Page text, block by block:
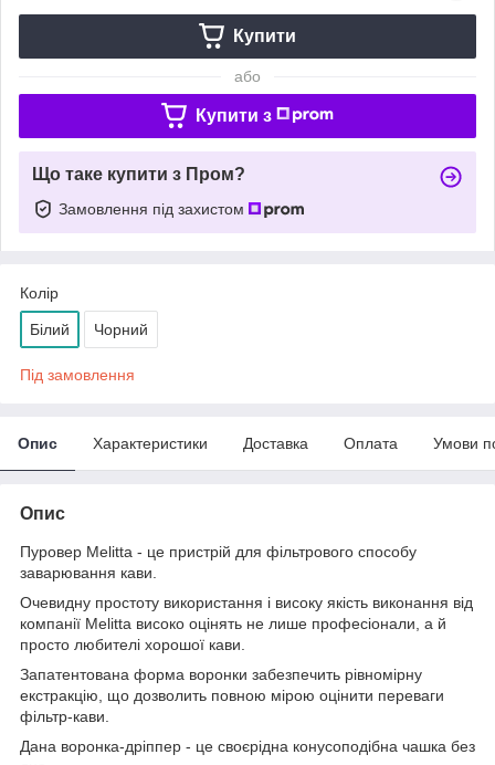
Купити
або
Купити з
Що таке купити з Пром?
Замовлення під захистом
Колір
Білий Чорний
Під замовлення
Опис Характеристики Доставка Оплата Умови
Опис
Пуровер Melitta - це пристрій для фільтрового способу
заварювання кави.
Очевидну простоту використання і високу якість виконання від
компанії Melitta високо оцінять не лише професіонали, а й
просто любителі хорошої кави.
Запатентована форма воронки забезпечить рівномірну
екстракцію, що дозволить повною мірою оцінити переваги
фільтр-кави.
Дана воронка-дріппер - це своєрідна конусоподібна чашка без